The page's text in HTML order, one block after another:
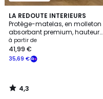
LA REDOUTE INTERIEURS
Protège-matelas, en molleton
absorbant premium, hauteur
maxi 25 cm
à partir de
35,69 €
41,99 €
4,3
/ 5
4,3
/